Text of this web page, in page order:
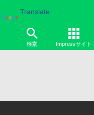
Translate
検索 Impressサイト